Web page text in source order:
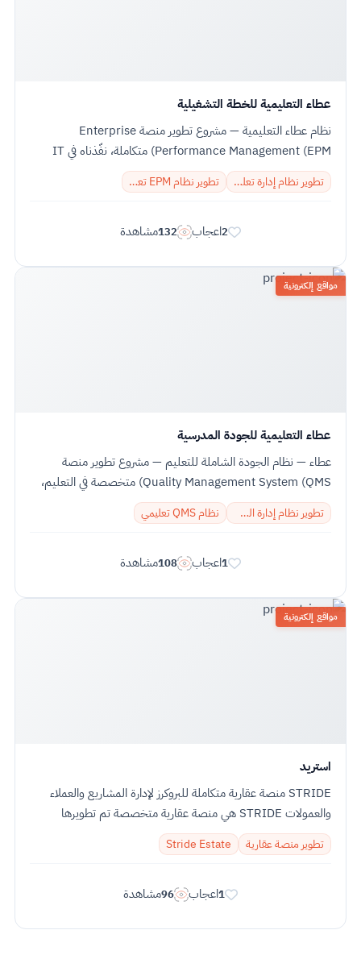
عطاء التعليمية للخطة التشغيلية
نظام عطاء التعليمية — مشروع تطوير منصة Enterprise
Performance Management (EPM) متكاملة، نفّذناه في IT
PLUS لعطاء التعليمية في المملكة العربية...
تطوير نظام إدارة تعليمية تطوير نظام EPM تعليمي
2اعجاب 132مشاهدة
مواقع إلكترونية
عطاء التعليمية للجودة المدرسية
عطاء — نظام الجودة الشاملة للتعليم — مشروع تطوير منصة
Quality Management System (QMS) متخصصة في التعليم،
نفّذناه في IT PLUS لعطاء التعليمية في...
تطوير نظام إدارة الجودة نظام QMS تعليمي
1اعجاب 108مشاهدة
مواقع إلكترونية
استريد
STRIDE منصة عقارية متكاملة للبروكرز لإدارة المشاريع والعملاء
والعمولات STRIDE هي منصة عقارية متخصصة تم تطويرها
بواسطة IT PLUS لتكون أداة عمل متكاملة...
تطوير منصة عقارية Stride Estate
1اعجاب 96مشاهدة